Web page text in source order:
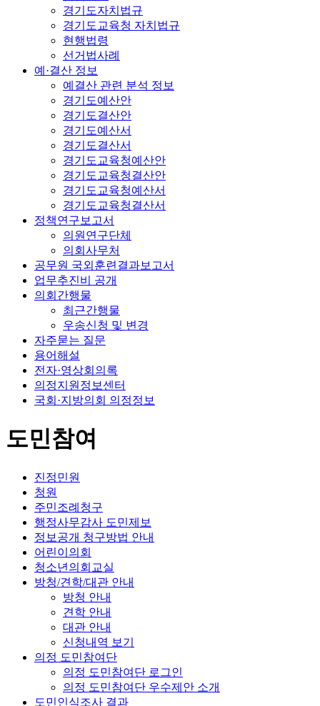
경기도자치법규
경기도교육청 자치법규
현행법령
선거법사례
예·결산 정보
예결산 관련 분석 정보
경기도예산안
경기도결산안
경기도예산서
경기도결산서
경기도교육청예산안
경기도교육청결산안
경기도교육청예산서
경기도교육청결산서
정책연구보고서
의원연구단체
의회사무처
공무원 국외훈련결과보고서
업무추진비 공개
의회간행물
최근간행물
우송신청 및 변경
자주묻는 질문
용어해설
전자·영상회의록
의정지원정보센터
국회·지방의회 의정정보
도민참여
진정민원
청원
주민조례청구
행정사무감사 도민제보
정보공개 청구방법 안내
어린이의회
청소년의회교실
방청/견학/대관 안내
방청 안내
견학 안내
대관 안내
신청내역 보기
의정 도민참여단
의정 도민참여단 로그인
의정 도민참여단 우수제안 소개
도민인식조사 결과